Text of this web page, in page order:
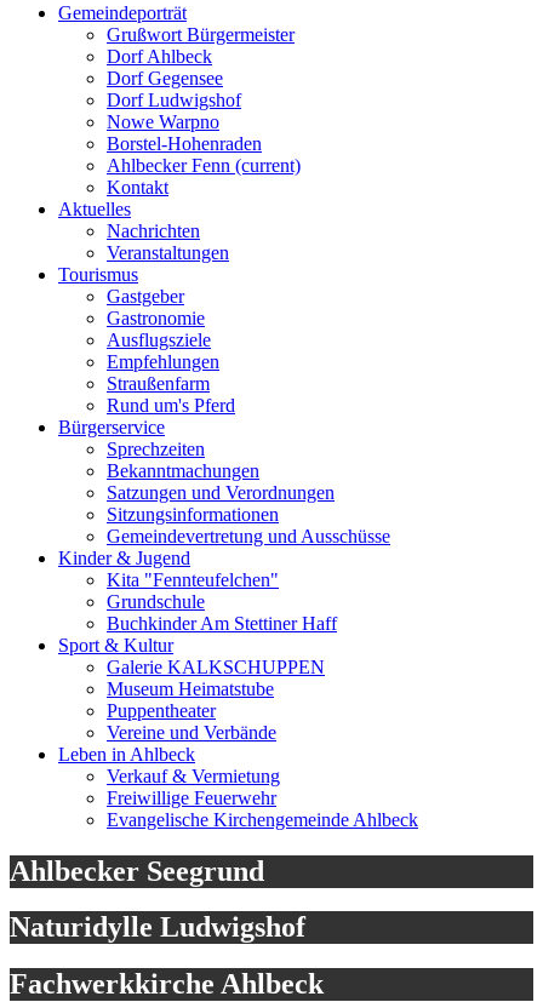
Gemeindeporträt
Grußwort Bürgermeister
Dorf Ahlbeck
Dorf Gegensee
Dorf Ludwigshof
Nowe Warpno
Borstel-Hohenraden
Ahlbecker Fenn (current)
Kontakt
Aktuelles
Nachrichten
Veranstaltungen
Tourismus
Gastgeber
Gastronomie
Ausflugsziele
Empfehlungen
Straußenfarm
Rund um's Pferd
Bürgerservice
Sprechzeiten
Bekanntmachungen
Satzungen und Verordnungen
Sitzungsinformationen
Gemeindevertretung und Ausschüsse
Kinder & Jugend
Kita "Fennteufelchen"
Grundschule
Buchkinder Am Stettiner Haff
Sport & Kultur
Galerie KALKSCHUPPEN
Museum Heimatstube
Puppentheater
Vereine und Verbände
Leben in Ahlbeck
Verkauf & Vermietung
Freiwillige Feuerwehr
Evangelische Kirchengemeinde Ahlbeck
Ahlbecker Seegrund
Naturidylle Ludwigshof
Fachwerkkirche Ahlbeck